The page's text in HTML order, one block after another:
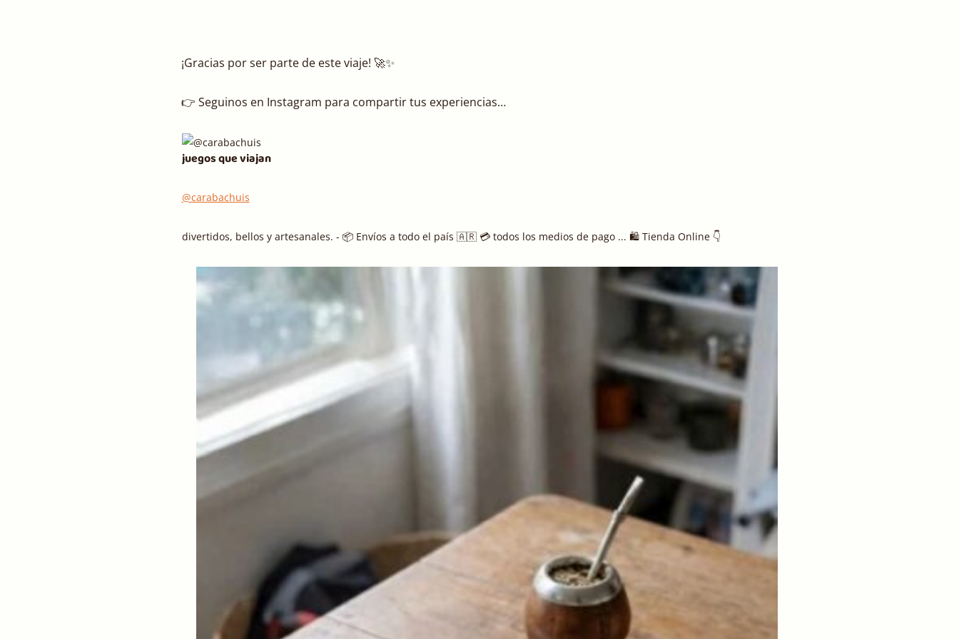
¡Gracias por ser parte de este viaje! 🚀✨
👉 Seguinos en Instagram para compartir tus experiencias…
juegos que viajan
@carabachuis
divertidos, bellos y artesanales. - 📦 Envíos a todo el país 🇦🇷 💳 todos los medios de pago ... 🛍️ Tienda Online 👇